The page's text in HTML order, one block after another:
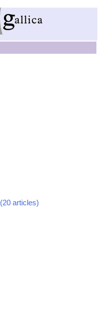
(20 articles)